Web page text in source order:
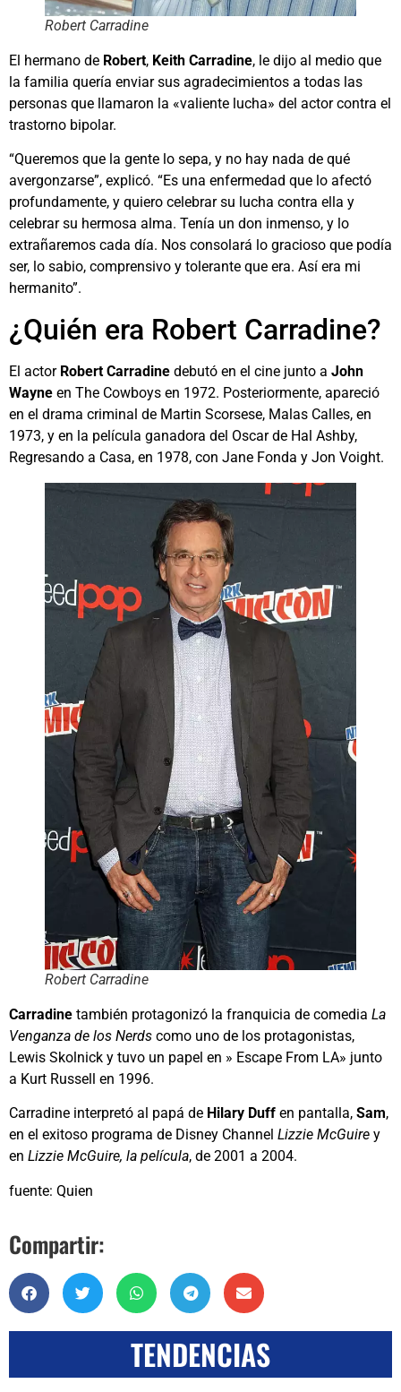
Robert Carradine
El hermano de Robert, Keith Carradine, le dijo al medio que
la familia quería enviar sus agradecimientos a todas las
personas que llamaron la «valiente lucha» del actor contra el
trastorno bipolar.
“Queremos que la gente lo sepa, y no hay nada de qué
avergonzarse”, explicó. “Es una enfermedad que lo afectó
profundamente, y quiero celebrar su lucha contra ella y
celebrar su hermosa alma. Tenía un don inmenso, y lo
extrañaremos cada día. Nos consolará lo gracioso que podía
ser, lo sabio, comprensivo y tolerante que era. Así era mi
hermanito”.
¿Quién era Robert Carradine?
El actor Robert Carradine debutó en el cine junto a John
Wayne en The Cowboys en 1972. Posteriormente, apareció
en el drama criminal de Martin Scorsese, Malas Calles, en
1973, y en la película ganadora del Oscar de Hal Ashby,
Regresando a Casa, en 1978, con Jane Fonda y Jon Voight.
Robert Carradine
Carradine también protagonizó la franquicia de comedia La
Venganza de los Nerds como uno de los protagonistas,
Lewis Skolnick y tuvo un papel en » Escape From LA» junto
a Kurt Russell en 1996.
Carradine interpretó al papá de Hilary Duff en pantalla, Sam,
en el exitoso programa de Disney Channel Lizzie McGuire y
en Lizzie McGuire, la película, de 2001 a 2004.
fuente: Quien
Compartir:
TENDENCIAS